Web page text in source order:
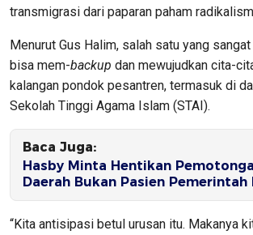
transmigrasi dari paparan paham
Menurut Gus Halim, salah satu yang
bisa mem-backup dan mewujudkan cita-
kalangan pondok pesantren, termasuk di
Sekolah Tinggi Agama Islam (STAI).
Baca Juga:
Hasby Minta Hentikan
Daerah Bukan Pasien Pemerintah
“Kita antisipasi betul urusan itu. Makanya